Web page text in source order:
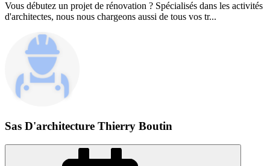
Vous débutez un projet de rénovation ? Spécialisés dans les activités
d'architectes, nous nous chargeons aussi de tous vos tr...
Sas D'architecture Thierry Boutin